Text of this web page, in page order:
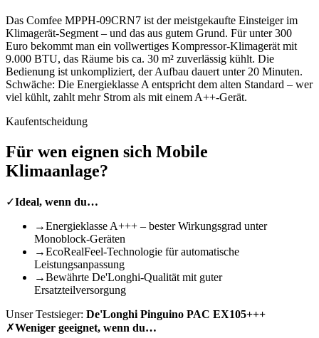
Das Comfee MPPH-09CRN7 ist der meistgekaufte Einsteiger im
Klimagerät-Segment – und das aus gutem Grund. Für unter 300
Euro bekommt man ein vollwertiges Kompressor-Klimagerät mit
9.000 BTU, das Räume bis ca. 30 m² zuverlässig kühlt. Die
Bedienung ist unkompliziert, der Aufbau dauert unter 20 Minuten.
Schwäche: Die Energieklasse A entspricht dem alten Standard – wer
viel kühlt, zahlt mehr Strom als mit einem A++-Gerät.
Kaufentscheidung
Für wen eignen sich Mobile
Klimaanlage?
✓Ideal, wenn du…
→Energieklasse A+++ – bester Wirkungsgrad unter
Monoblock-Geräten
→EcoRealFeel-Technologie für automatische
Leistungsanpassung
→Bewährte De'Longhi-Qualität mit guter
Ersatzteilversorgung
Unser Testsieger: De'Longhi Pinguino PAC EX105+++
✗Weniger geeignet, wenn du…